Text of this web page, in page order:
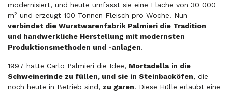
modernisiert, und heute umfasst sie eine Fläche von 30 000
m2 und erzeugt 100 Tonnen Fleisch pro Woche. Nun
verbindet die Wurstwarenfabrik Palmieri die Tradition
und handwerkliche Herstellung mit modernsten
Produktionsmethoden und -anlagen.
1997 hatte Carlo Palmieri die Idee, Mortadella in die
Schweinerinde zu füllen, und sie in Steinbacköfen, die
noch heute in Betrieb sind, zu garen. Diese Hülle erlaubt eine